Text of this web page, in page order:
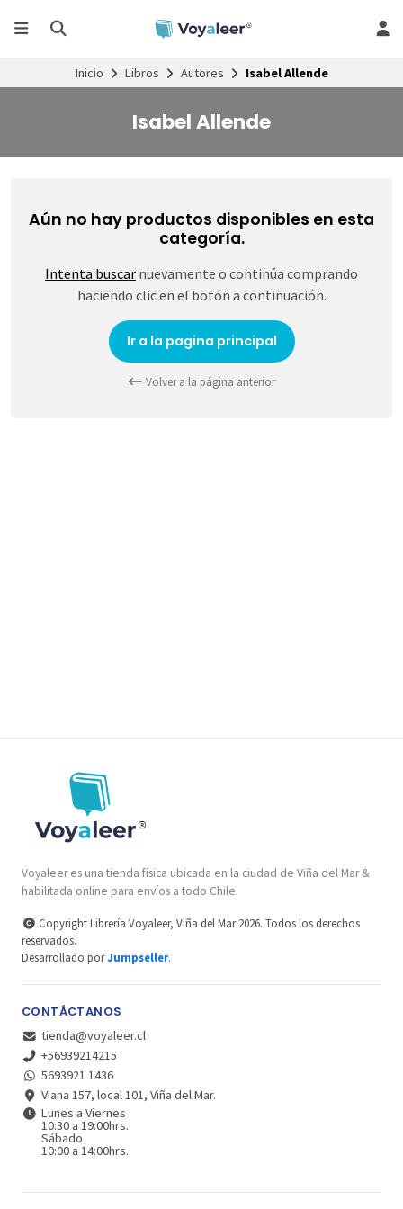
Inicio Libros Autores Isabel Allende
Isabel Allende
Aún no hay productos disponibles en esta
categoría.
Intenta buscar nuevamente o continúa comprando
haciendo clic en el botón a continuación.
Ir a la pagina principal
Volver a la página anterior
Voyaleer es una tienda física ubicada en la ciudad de Viña del Mar &
habilitada online para envíos a todo Chile.
Copyright Librería Voyaleer, Viña del Mar 2026. Todos los derechos
reservados.
Desarrollado porJumpseller.
CONTÁCTANOS
tienda@voyaleer.cl
+56939214215
5693921 1436
Viana 157, local 101, Viña del Mar.
Lunes a Viernes
10:30 a 19:00hrs.
Sábado
10:00 a 14:00hrs.